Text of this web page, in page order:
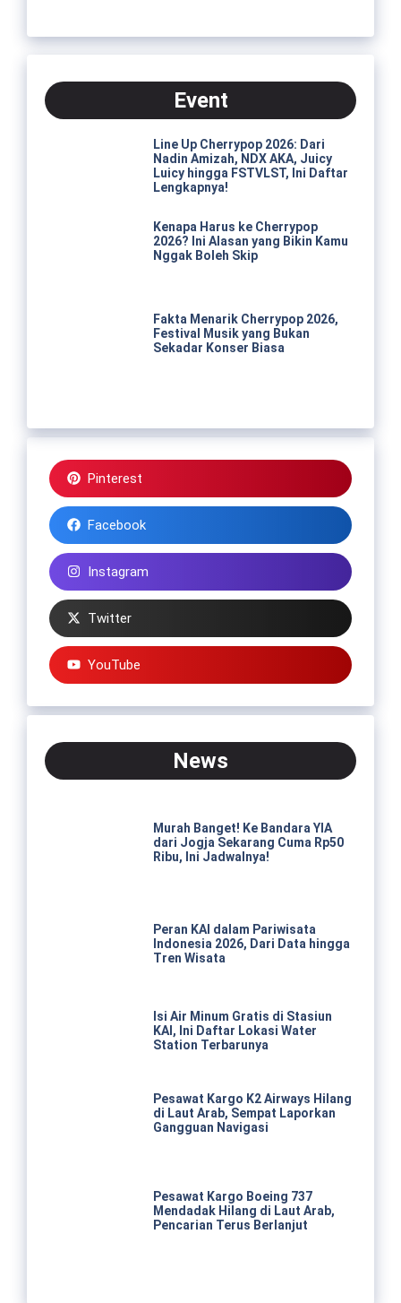
Event
Line Up Cherrypop 2026: Dari
Nadin Amizah, NDX AKA, Juicy
Luicy hingga FSTVLST, Ini Daftar
Lengkapnya!
Kenapa Harus ke Cherrypop
2026? Ini Alasan yang Bikin Kamu
Nggak Boleh Skip
Fakta Menarik Cherrypop 2026,
Festival Musik yang Bukan
Sekadar Konser Biasa
Pinterest
Facebook
Instagram
Twitter
YouTube
News
Murah Banget! Ke Bandara YIA
dari Jogja Sekarang Cuma Rp50
Ribu, Ini Jadwalnya!
Peran KAI dalam Pariwisata
Indonesia 2026, Dari Data hingga
Tren Wisata
Isi Air Minum Gratis di Stasiun
KAI, Ini Daftar Lokasi Water
Station Terbarunya
Pesawat Kargo K2 Airways Hilang
di Laut Arab, Sempat Laporkan
Gangguan Navigasi
Pesawat Kargo Boeing 737
Mendadak Hilang di Laut Arab,
Pencarian Terus Berlanjut